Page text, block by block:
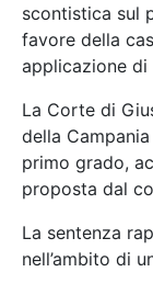
scontistica sul
favore della
applicazione di
La Corte di
della
primo grado,
proposta dal
La sentenza
nell’ambito di